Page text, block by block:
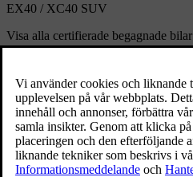
EX40 / XC40 SUV
Visa alla certifierade begagnade bilar
Elbil
EC40/C40 Crossover
Visa alla certifierade begagnade bilar